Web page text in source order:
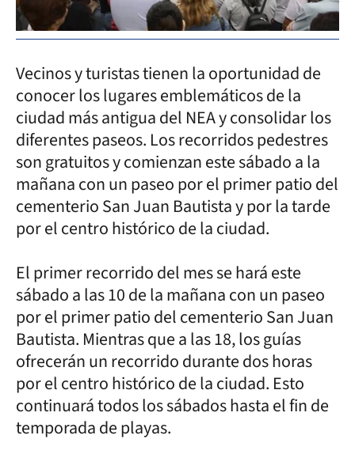
Vecinos y turistas tienen la oportunidad de
conocer los lugares emblemáticos de la
ciudad más antigua del NEA y consolidar los
diferentes paseos. Los recorridos pedestres
son gratuitos y comienzan este sábado a la
mañana con un paseo por el primer patio del
cementerio San Juan Bautista y por la tarde
por el centro histórico de la ciudad.
El primer recorrido del mes se hará este
sábado a las 10 de la mañana con un paseo
por el primer patio del cementerio San Juan
Bautista. Mientras que a las 18, los guías
ofrecerán un recorrido durante dos horas
por el centro histórico de la ciudad. Esto
continuará todos los sábados hasta el fin de
temporada de playas.